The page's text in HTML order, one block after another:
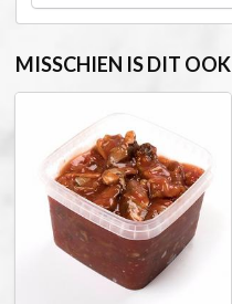
MISSCHIEN IS DIT